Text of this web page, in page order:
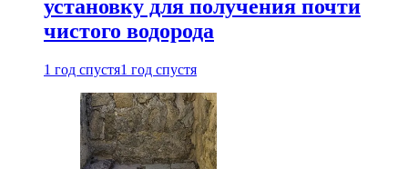
установку для получения почти
чистого водорода
1 год спустя1 год спустя